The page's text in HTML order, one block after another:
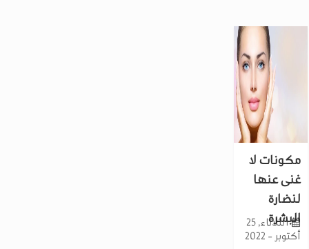
مكونات لا
غنى عنها
لنضارة
البشرة
الثلاثاء, 25
أكتوبر - 2022